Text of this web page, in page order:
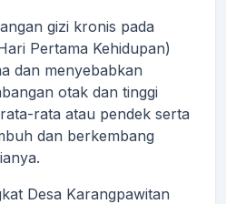
gizi kronis pada
Pertama Kehidupan)
dan menyebabkan
otak dan tinggi
rata atau pendek serta
dan berkembang
Desa Karangpawitan